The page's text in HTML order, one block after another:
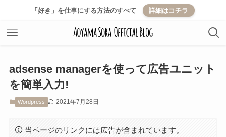
「好き」を仕事にする方法のすべて 詳細はコチラ
adsense managerを使って広告ユニット
を簡単入力!
Wordpress 2021年7月28日
当ページのリンクには広告が含まれています。